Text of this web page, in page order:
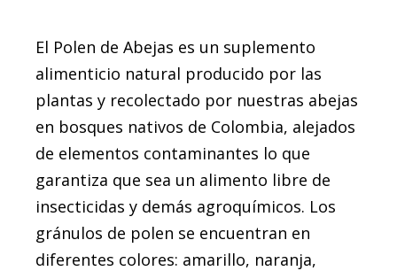
El Polen de Abejas es un suplemento
alimenticio natural producido por las
plantas y recolectado por nuestras abejas
en bosques nativos de Colombia, alejados
de elementos contaminantes lo que
garantiza que sea un alimento libre de
insecticidas y demás agroquímicos. Los
gránulos de polen se encuentran en
diferentes colores: amarillo, naranja,